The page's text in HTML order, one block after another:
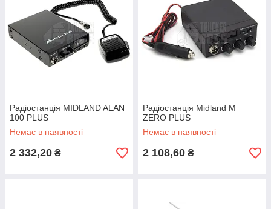
Радіостанція MIDLAND ALAN
100 PLUS
Немає в наявності
2 332,20 ₴
Радіостанція Midland M
ZERO PLUS
Немає в наявності
2 108,60 ₴